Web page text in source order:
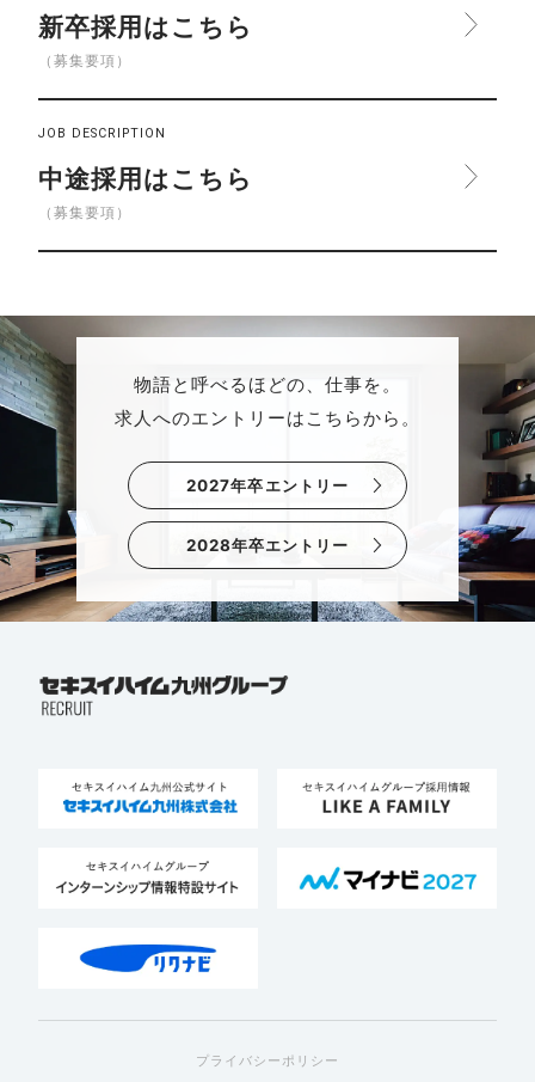
新卒採用はこちら
（募集要項）
JOB DESCRIPTION
中途採用はこちら
（募集要項）
物語と呼べるほどの、仕事を。
求人へのエントリーはこちらから。
2027年卒エントリー
2028年卒エントリー
プライバシーポリシー